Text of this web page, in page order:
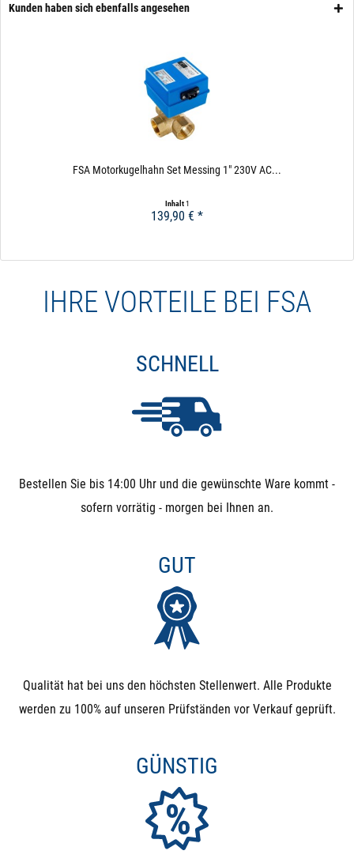
Kunden haben sich ebenfalls angesehen
FSA Motorkugelhahn Set Messing 1" 230V AC...
Inhalt1
139,90 € *
IHRE VORTEILE BEI FSA
SCHNELL
Bestellen Sie bis 14:00 Uhr und die gewünschte Ware kommt -
sofern vorrätig - morgen bei Ihnen an.
GUT
Qualität hat bei uns den höchsten Stellenwert. Alle Produkte
werden zu 100% auf unseren Prüfständen vor Verkauf geprüft.
GÜNSTIG